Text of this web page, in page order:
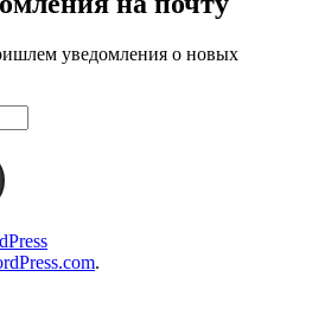
уведомления о новых
.